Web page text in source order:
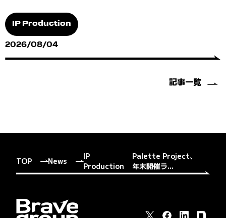
IP Production
2026/08/04
記事一覧
TOP News
IP
Production
Palette Project、
年末開催ラ...